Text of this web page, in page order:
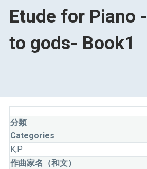
Etude for Piano
to gods- Book1
分類
Categories
K,P
作曲家名（和文）